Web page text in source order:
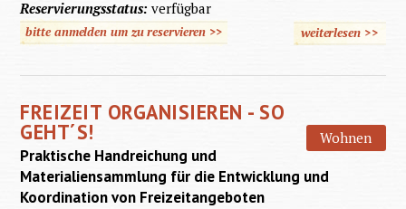
Reservierungsstatus:verfügbar
bitte anmelden um zu reservieren >> weiterlesen
über
>>
FREIZEIT ORGANISIEREN - SO
GEHT´S! Wohnen
Praktische Handreichung und
Materialiensammlung für die Entwicklung und
Koordination von Freizeitangeboten